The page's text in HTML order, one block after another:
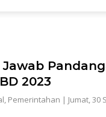
2023
Pemerintahan | Jumat, 30